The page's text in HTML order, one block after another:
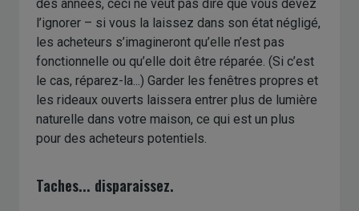
des années, ceci ne veut pas dire que vous devez
l’ignorer – si vous la laissez dans son état négligé,
les acheteurs s’imagineront qu’elle n’est pas
fonctionnelle ou qu’elle doit être réparée. (Si c’est
le cas, réparez-la...) Garder les fenêtres propres et
les rideaux ouverts laissera entrer plus de lumière
naturelle dans votre maison, ce qui est un plus
pour des acheteurs potentiels.
Taches... disparaissez.